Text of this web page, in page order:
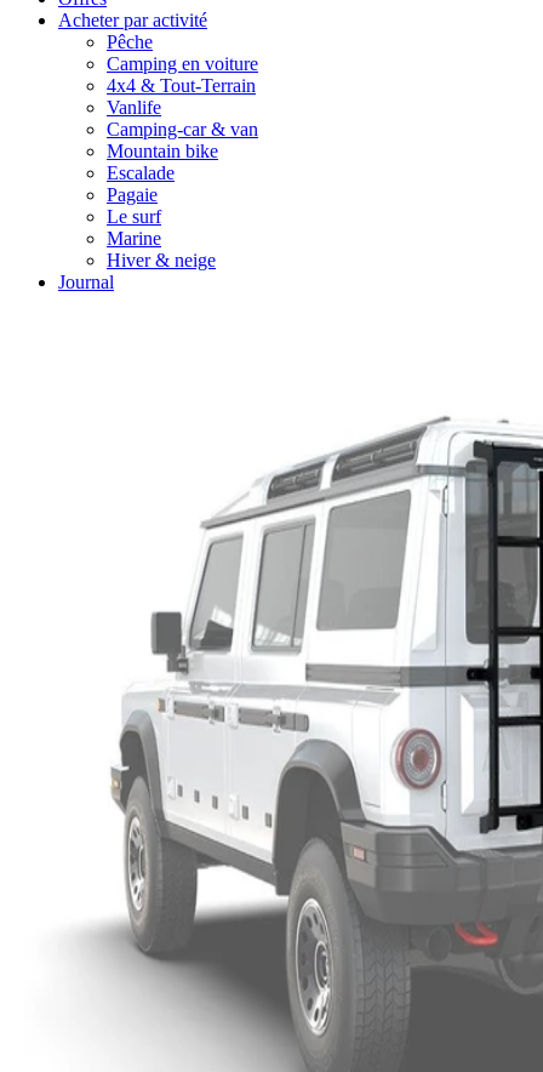
Acheter par activité
Pêche
Camping en voiture
4x4 & Tout-Terrain
Vanlife
Camping-car & van
Mountain bike
Escalade
Pagaie
Le surf
Marine
Hiver & neige
Journal